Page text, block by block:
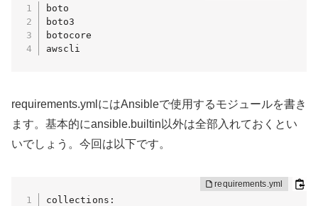
boto
boto3
botocore
awscli
requirements.ymlにはAnsibleで使用するモジュールを書き
ます。基本的にansible.builtin以外は全部入れておくとい
いでしょう。今回は以下です。
collections: